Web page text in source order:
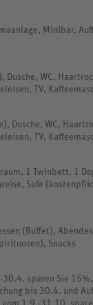
Minibar,
WC,
TV,
Dusche, WC,
TV,
1 Twinbett, 1
Safe
(Buffet),
Snacks
sparen Sie
bis 30.4. und